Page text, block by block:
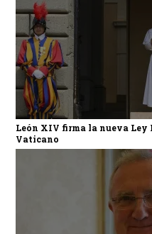
León XIV firma la nueva Ley
Vaticano